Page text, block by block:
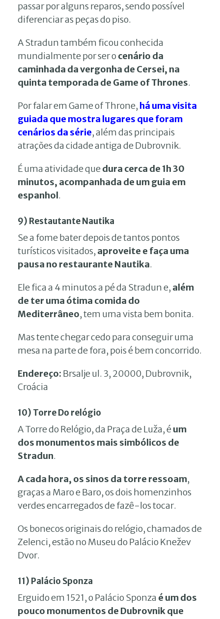
passar por alguns reparos, sendo possível
diferenciar as peças do piso.
A Stradun também ficou conhecida
mundialmente por ser o cenário da
caminhada da vergonha de Cersei, na
quinta temporada de Game of Thrones.
Por falar em Game of Throne, há uma visita
guiada que mostra lugares que foram
cenários da série, além das principais
atrações da cidade antiga de Dubrovnik.
É uma atividade quedura cerca de 1h 30
minutos, acompanhada de um guia em
espanhol.
9) Restautante Nautika
Se a fome bater depois de tantos pontos
turísticos visitados, aproveite e faça uma
pausa no restaurante Nautika.
Ele fica a 4 minutos a pé da Stradun e, além
de ter uma ótima comida do
Mediterrâneo, tem uma vista bem bonita.
Mas tente chegar cedo para conseguir uma
mesa na parte de fora, pois é bem concorrido.
Endereço: Brsalje ul. 3, 20000, Dubrovnik,
Croácia
10) Torre Do relógio
A Torre do Relógio, da Praça de Luža, éum
dos monumentos mais simbólicos de
Stradun.
A cada hora, os sinos da torre ressoam,
graças a Maro e Baro, os dois homenzinhos
verdes encarregados de fazê-los tocar.
Os bonecos originais do relógio, chamados de
Zelenci, estão no Museu do Palácio Knežev
Dvor.
11) Palácio Sponza
Erguido em 1521, o Palácio Sponza é um dos
pouco monumentos de Dubrovnik que